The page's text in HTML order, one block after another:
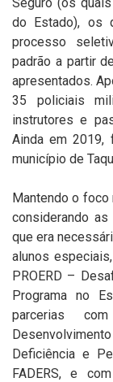
do Estado), os
processo
padrão a partir
apresentados.
35 policiais
instrutores e
Ainda em 2019,
município de
Mantendo o foco
considerando
que era
alunos
PROERD –
Programa no
parcerias
Deficiência e
FADERS, e